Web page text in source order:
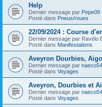
Help
Dernier message par Pepe09
Posté dans Pneus/roues
22/09/2024 : Course
Dernier message par Ravélo
Posté dans Manifestations
Aveyron Dourbies,
Dernier message par naeco54
Posté dans Voyages
Aveyron, Dourbies et
Dernier message par naeco54
Posté dans Voyages